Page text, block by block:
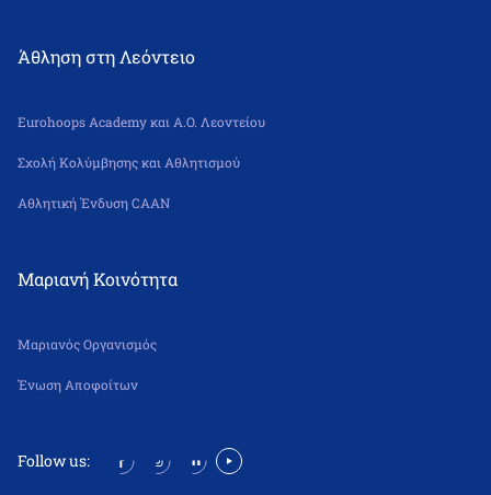
Άθληση στη Λεόντειο
Eurohoops Academy και Α.Ο. Λεοντείου
Σχολή Κολύμβησης και Αθλητισμού
Αθλητική Ένδυση CAAN
Μαριανή Κοινότητα
Μαριανός Οργανισμός
Ένωση Αποφοίτων
Follow us: